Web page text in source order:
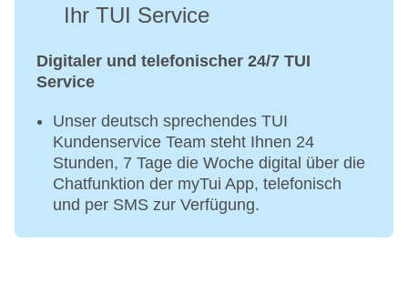
Ihr TUI Service
Digitaler und telefonischer 24/7 TUI
Service
Unser deutsch sprechendes TUI
Kundenservice Team steht Ihnen 24
Stunden, 7 Tage die Woche digital über die
Chatfunktion der myTui App, telefonisch
und per SMS zur Verfügung.